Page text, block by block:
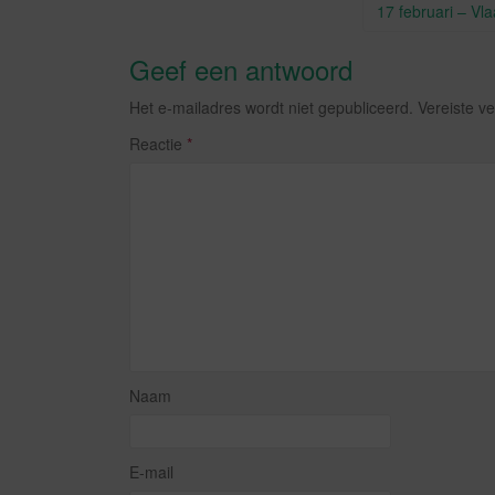
17 februari –
Geef een antwoord
Het e-mailadres wordt niet gepubliceerd. Vereiste
Reactie *
Naam
E-mail